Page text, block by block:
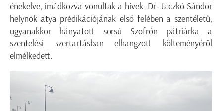
énekelve, imádkozva vonultak a hívek. Dr. Jaczkó Sándor
helynök atya prédikációjának első felében a szentéletű,
ugyanakkor hányatott sorsú Szofrón pátriárka a
szentelési szertartásban elhangzott költeményéről
elmélkedett.